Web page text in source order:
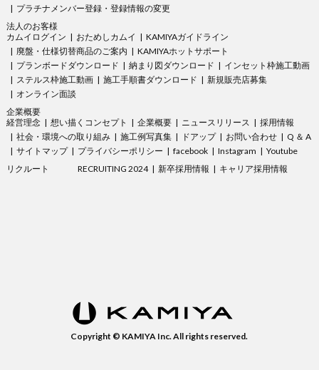
プラチナメンバー登録・登録情報の変更
法人のお客様
カムイログイン
おためしカムイ
KAMIYAガイドライン
廃盤・仕様切替商品のご案内
KAMIYAホットサポート
プランボードダウンロード
納まり図ダウンロード
インセット枠施工動画
ステルス枠施工動画
施工手順書ダウンロード
新規販売店募集
オンライン面談
企業概要
経営理念
想い描くコンセプト 企業概要 ニュースリリース
採用情報
社会・環境への取り組み
施工例写真集 ドアップ お問い合わせ
Q ＆ A
サイトマップ
プライバシーポリシー facebook Instagram
Youtube
リクルート
RECRUITING 2024 新卒採用情報 キャリア採用情報
Copyright © KAMIYA Inc. All rights reserved.